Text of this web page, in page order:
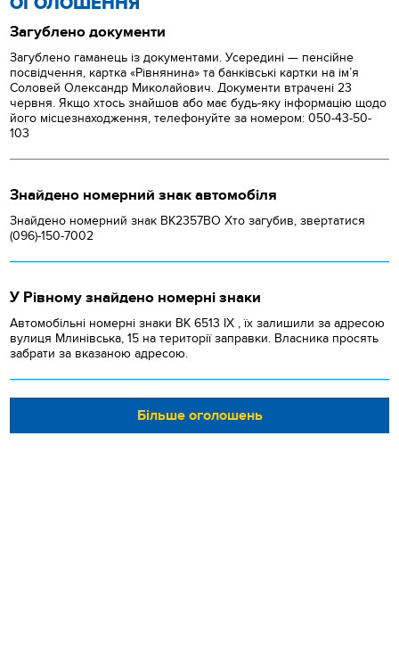
Загублено документи
Загублено гаманець із документами. Усередині — пенсійне
посвідчення, картка «Рівнянина» та банківські картки на ім’я
Соловей Олександр Миколайович. Документи втрачені 23
червня. Якщо хтось знайшов або має будь-яку інформацію щодо
його місцезнаходження, телефонуйте за номером: 050-43-50-
103
Знайдено номерний знак автомобіля
Знайдено номерний знак ВК2357ВО Хто загубив, звертатися
(096)-150-7002
У Рівному знайдено номерні знаки
Автомобільні номерні знаки BK 6513 IX , їх залишили за адресою
вулиця Млинівська, 15 на території заправки. Власника просять
забрати за вказаною адресою.
Більше оголошень